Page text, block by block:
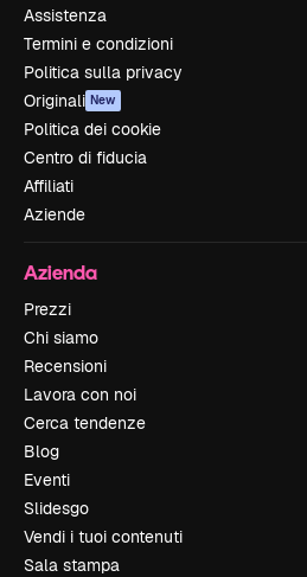
Assistenza
Termini e condizioni
Politica sulla privacy
Originali New
Politica dei cookie
Centro di fiducia
Affiliati
Aziende
Azienda
Prezzi
Chi siamo
Recensioni
Lavora con noi
Cerca tendenze
Blog
Eventi
Slidesgo
Vendi i tuoi contenuti
Sala stampa